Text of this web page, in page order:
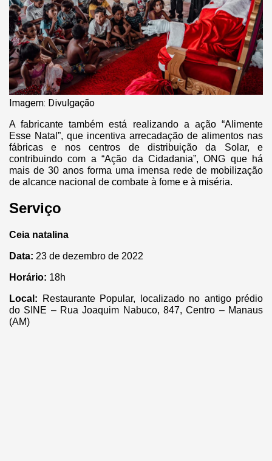
Imagem: Divulgação
A fabricante também está realizando a ação “Alimente
Esse Natal”, que incentiva arrecadação de alimentos nas
fábricas e nos centros de distribuição da Solar, e
contribuindo com a “Ação da Cidadania”, ONG que há
mais de 30 anos forma uma imensa rede de mobilização
de alcance nacional de combate à fome e à miséria.
Serviço
Ceia natalina
Data: 23 de dezembro de 2022
Horário: 18h
Local: Restaurante Popular, localizado no antigo prédio
do SINE – Rua Joaquim Nabuco, 847, Centro – Manaus
(AM)